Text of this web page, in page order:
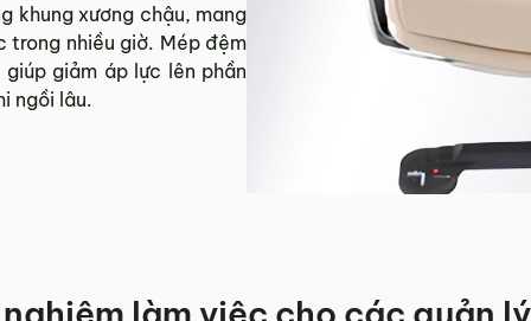
khung xương chậu, mang
trong nhiều giờ. Mép đệm
giảm áp lực lên phần
ngồi lâu.
làm việc cho các quản lý